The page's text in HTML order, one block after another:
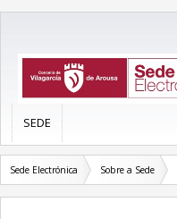
SEDE
Sede Electrónica Sobre a Sede